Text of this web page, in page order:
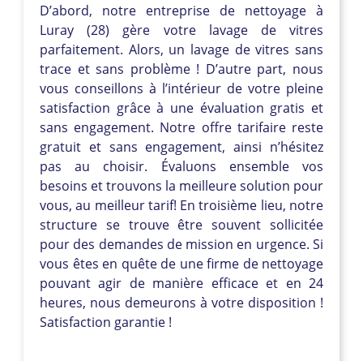
D’abord, notre entreprise de nettoyage à
Luray (28) gère votre lavage de vitres
parfaitement. Alors, un lavage de vitres sans
trace et sans problème ! D’autre part, nous
vous conseillons à l’intérieur de votre pleine
satisfaction grâce à une évaluation gratis et
sans engagement. Notre offre tarifaire reste
gratuit et sans engagement, ainsi n’hésitez
pas au choisir. Évaluons ensemble vos
besoins et trouvons la meilleure solution pour
vous, au meilleur tarif! En troisième lieu, notre
structure se trouve être souvent sollicitée
pour des demandes de mission en urgence. Si
vous êtes en quête de une firme de nettoyage
pouvant agir de manière efficace et en 24
heures, nous demeurons à votre disposition !
Satisfaction garantie !